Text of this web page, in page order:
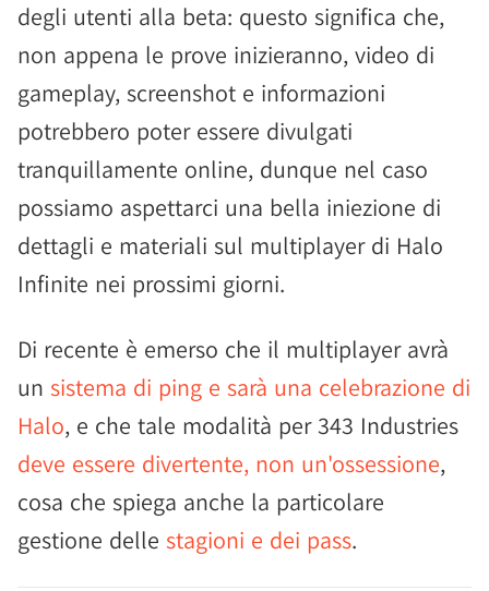
degli utenti alla beta: questo significa che,
non appena le prove inizieranno, video di
gameplay, screenshot e informazioni
potrebbero poter essere divulgati
tranquillamente online, dunque nel caso
possiamo aspettarci una bella iniezione di
dettagli e materiali sul multiplayer di Halo
Infinite nei prossimi giorni.
Di recente è emerso che il multiplayer avrà
un sistema di ping e sarà una celebrazione di
Halo, e che tale modalità per 343 Industries
deve essere divertente, non un'ossessione,
cosa che spiega anche la particolare
gestione delle stagioni e dei pass.